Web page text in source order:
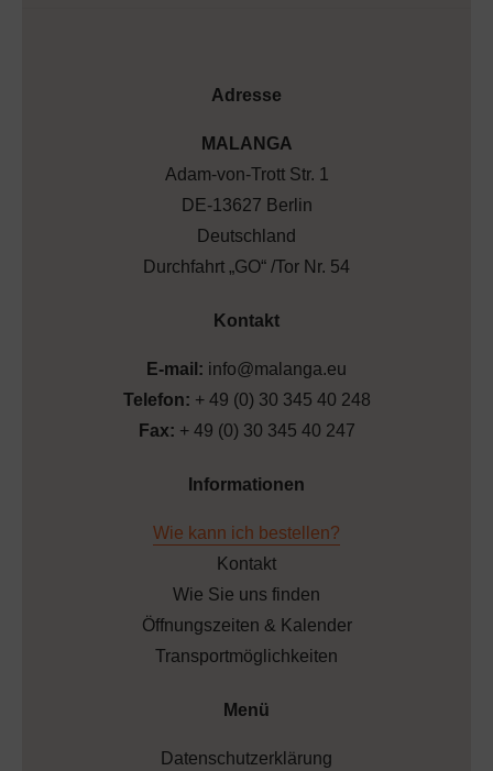
Adresse
MALANGA
Adam-von-Trott Str. 1
DE-13627 Berlin
Deutschland
Durchfahrt „GO“ /Tor Nr. 54
Kontakt
E-mail: info@malanga.eu
Telefon: + 49 (0) 30 345 40 248
Fax: + 49 (0) 30 345 40 247
Informationen
Wie kann ich bestellen?
Kontakt
Wie Sie uns finden
Öffnungszeiten & Kalender
Transportmöglichkeiten
Menü
Datenschutzerklärung